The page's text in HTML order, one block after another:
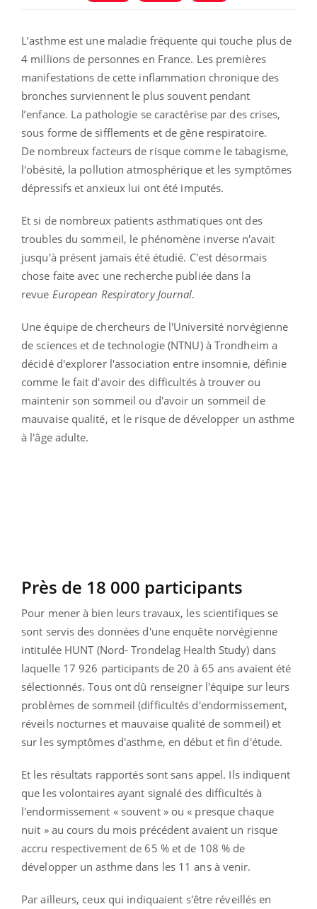
L’asthme est une maladie fréquente qui touche plus de
4 millions de personnes en France. Les premières
manifestations de cette inflammation chronique des
bronches surviennent le plus souvent pendant
l’enfance. La pathologie se caractérise par des crises,
sous forme de sifflements et de gêne respiratoire.
De nombreux facteurs de risque comme le tabagisme,
l'obésité, la pollution atmosphérique et les symptômes
dépressifs et anxieux lui ont été imputés.
Et si de nombreux patients asthmatiques ont des
troubles du sommeil, le phénomène inverse n'avait
jusqu'à présent jamais été étudié. C'est désormais
chose faite avec une recherche publiée dans la
revue European Respiratory Journal.
Une équipe de chercheurs de l'Université norvégienne
de sciences et de technologie (NTNU) à Trondheim a
décidé d'explorer l'association entre insomnie, définie
comme le fait d'avoir des difficultés à trouver ou
maintenir son sommeil ou d'avoir un sommeil de
mauvaise qualité, et le risque de développer un asthme
à l'âge adulte.
Près de 18 000 participants
Pour mener à bien leurs travaux, les scientifiques se
sont servis des données d'une enquête norvégienne
intitulée HUNT (Nord- Trondelag Health Study) dans
laquelle 17 926 participants de 20 à 65 ans avaient été
sélectionnés. Tous ont dû renseigner l'équipe sur leurs
problèmes de sommeil (difficultés d'endormissement,
réveils nocturnes et mauvaise qualité de sommeil) et
sur les symptômes d'asthme, en début et fin d'étude.
Et les résultats rapportés sont sans appel. Ils indiquent
que les volontaires ayant signalé des difficultés à
l'endormissement « souvent » ou « presque chaque
nuit » au cours du mois précédent avaient un risque
accru respectivement de 65 % et de 108 % de
développer un asthme dans les 11 ans à venir.
Par ailleurs, ceux qui indiquaient s'être réveillés en